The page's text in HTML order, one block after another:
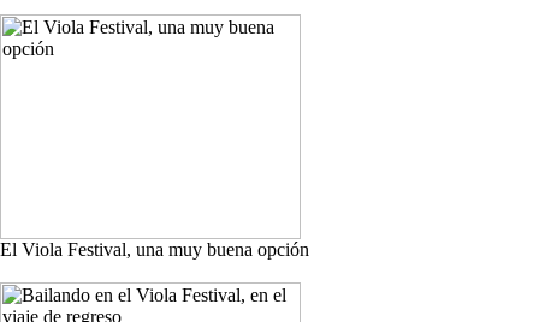
El Viola Festival, una muy buena opción